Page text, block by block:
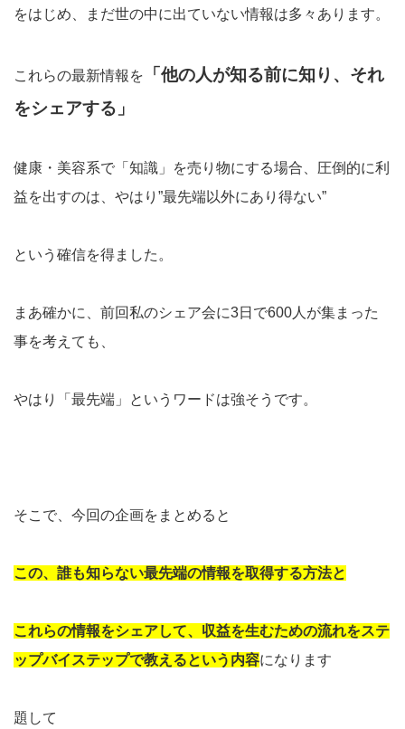
をはじめ、まだ世の中に出ていない情報は多々あります。
これらの最新情報を
「他の人が知る前に知り、それ
をシェアする」
健康・美容系で「知識」を売り物にする場合、圧倒的に利
益を出すのは、やはり”最先端以外にあり得ない”
という確信を得ました。
まあ確かに、前回私のシェア会に3日で600人が集まった
事を考えても、
やはり「最先端」というワードは強そうです。
そこで、今回の企画をまとめると
この、誰も知らない最先端の情報を取得する方法と
これらの情報をシェアして、収益を生むための流れをステ
ップバイステップで教えるという内容になります
題して